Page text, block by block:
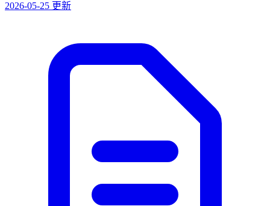
2026-05-25 更新